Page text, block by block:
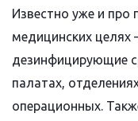
Известно уже и про
медицинских
дезинфицирующие
палатах,
операционных.